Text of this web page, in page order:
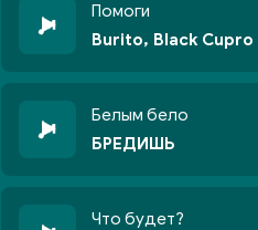
Помоги
Burito, Black Cupro
Белым бело
БРЕДИШЬ
Что будет?